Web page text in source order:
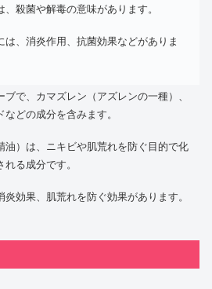
、殺菌や解毒の意味があります。
は、消炎作用、抗菌効果などがありま
ブで、カマズレン（アズレンの一種）、
などの成分を含みます。
油）は、ニキビや肌荒れを防ぐ目的で化
る成分です。
炎効果、肌荒れを防ぐ効果があります。